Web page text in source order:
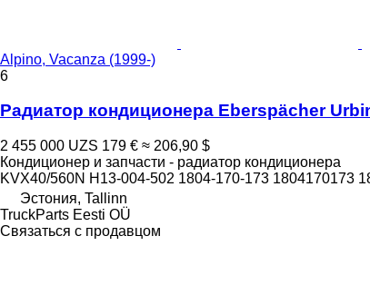
Alpino, Vacanza (1999-)
6
Радиатор кондиционера Eberspächer
2 455 000 UZS 179 € ≈ 206,90 $
Кондиционер и запчасти - радиатор кондиционера
KVX40/560N H13-004-502 1804-170-173 1804170173
Эстония, Tallinn
TruckParts Eesti OÜ
Связаться с продавцом